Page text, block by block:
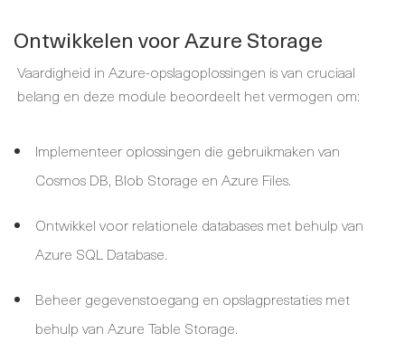
Ontwikkelen voor Azure Storage
Vaardigheid in Azure-opslagoplossingen is van cruciaal
belang en deze module beoordeelt het vermogen om:
Implementeer oplossingen die gebruikmaken van
Cosmos DB, Blob Storage en Azure Files.
Ontwikkel voor relationele databases met behulp van
Azure SQL Database.
Beheer gegevenstoegang en opslagprestaties met
behulp van Azure Table Storage.